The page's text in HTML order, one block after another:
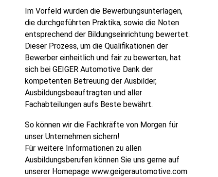
Im Vorfeld wurden die Bewerbungsunterlagen,
die durchgeführten Praktika, sowie die Noten
entsprechend der Bildungseinrichtung bewertet.
Dieser Prozess, um die Qualifikationen der
Bewerber einheitlich und fair zu bewerten, hat
sich bei GEIGER Automotive Dank der
kompetenten Betreuung der Ausbilder,
Ausbildungsbeauftragten und aller
Fachabteilungen aufs Beste bewährt.
So können wir die Fachkräfte von Morgen für
unser Unternehmen sichern!
Für weitere Informationen zu allen
Ausbildungsberufen können Sie uns gerne auf
unserer Homepage www.geigerautomotive.com